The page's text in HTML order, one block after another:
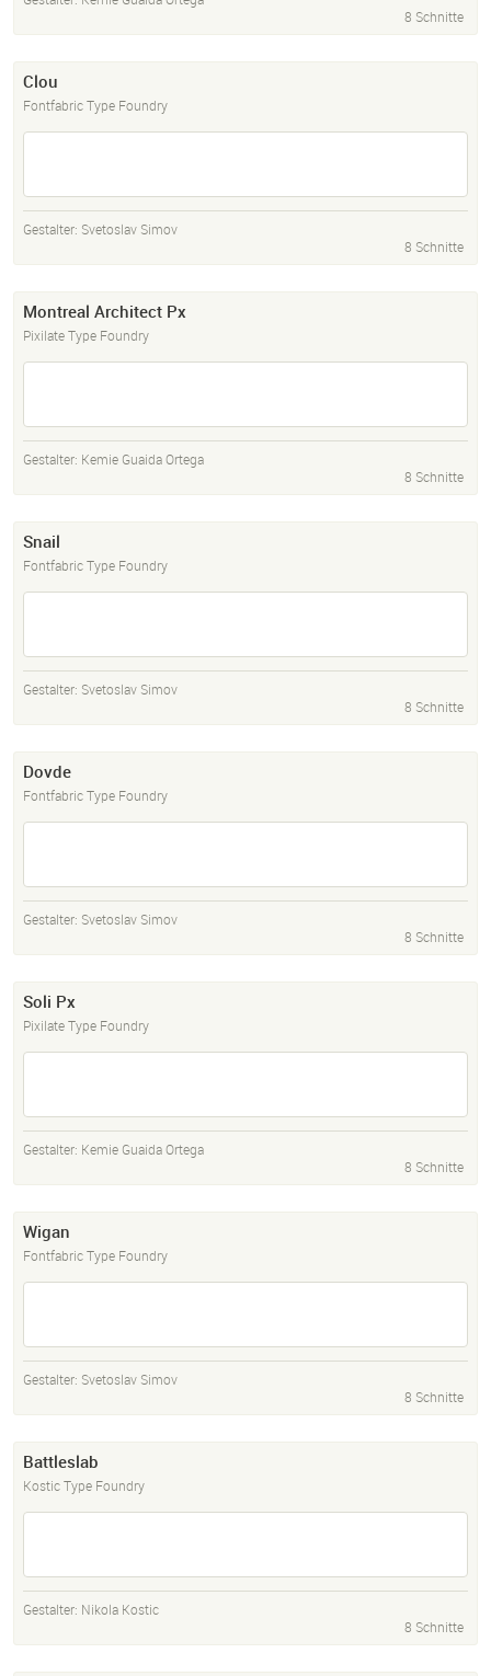
8 Schnitte
Clou
Fontfabric Type Foundry
Gestalter: Svetoslav Simov
8 Schnitte
Montreal Architect Px
Pixilate Type Foundry
Gestalter: Kemie Guaida Ortega
8 Schnitte
Snail
Fontfabric Type Foundry
Gestalter: Svetoslav Simov
8 Schnitte
Dovde
Fontfabric Type Foundry
Gestalter: Svetoslav Simov
8 Schnitte
Soli Px
Pixilate Type Foundry
Gestalter: Kemie Guaida Ortega
8 Schnitte
Wigan
Fontfabric Type Foundry
Gestalter: Svetoslav Simov
8 Schnitte
Battleslab
Kostic Type Foundry
Gestalter: Nikola Kostic
8 Schnitte